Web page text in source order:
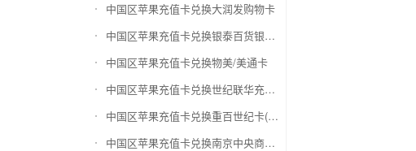
中国区苹果充值卡兑换大润发购物卡
中国区苹果充值卡兑换银泰百货银泰卡
中国区苹果充值卡兑换物美/美通卡
中国区苹果充值卡兑换世纪联华充值卡(杭州联华)
中国区苹果充值卡兑换重百世纪卡(重庆百货)
中国区苹果充值卡兑换南京中央商场购物卡